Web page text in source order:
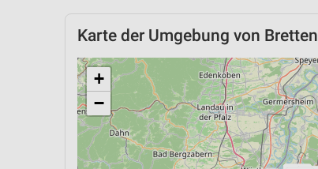
Karte der Umgebung von Bretten
+
−